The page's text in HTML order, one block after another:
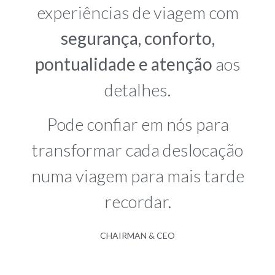
experiências de viagem com
segurança, conforto,
pontualidade e atenção aos
detalhes.
Pode confiar em nós para
transformar cada deslocação
numa viagem para mais tarde
recordar.
CHAIRMAN & CEO